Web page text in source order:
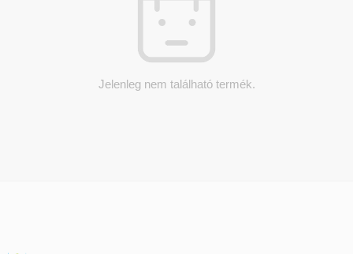
Jelenleg nem található termék.